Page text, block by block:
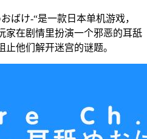
ばけ-“是一款日本单机游戏，
家在剧情里扮演一个邪恶的耳舐
他们解开迷宫的谜题。